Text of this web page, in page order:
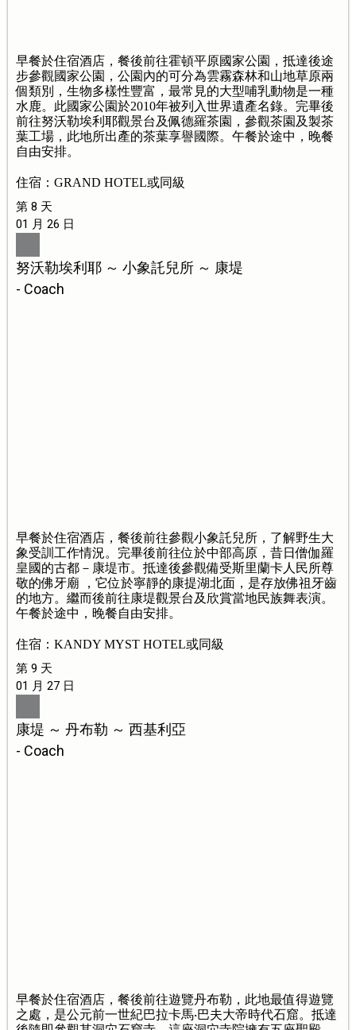
早餐於住宿酒店，餐後前往霍頓平原國家公園，抵達後途
步參觀國家公園，公園內的可分為雲霧森林和山地草原兩
個類別，生物多樣性豐富，最常見的大型哺乳動物是一種
水鹿。此國家公園於2010年被列入世界遺產名錄。完畢後
前往努沃勒埃利耶觀景台及佩德羅茶園，參觀茶園及製茶
葉工場，此地所出產的茶葉享譽國際。午餐於途中，晚餐
自由安排。
住宿：GRAND HOTEL或同級
第 8 天
01 月 26 日
努沃勒埃利耶 ～ 小象託兒所 ～ 康堤
- Coach
早餐於住宿酒店，餐後前往參觀小象託兒所，了解野生大
象受訓工作情況。完畢後前往位於中部高原，昔日僧伽羅
皇國的古都－康堤市。抵達後參觀備受斯里蘭卡人民所尊
敬的佛牙廟 ，它位於寧靜的康提湖北面，是存放佛祖牙齒
的地方。繼而後前往康堤觀景台及欣賞當地民族舞表演。
午餐於途中，晚餐自由安排。
住宿：KANDY MYST HOTEL或同級
第 9 天
01 月 27 日
康堤 ～ 丹布勒 ～ 西基利亞
- Coach
早餐於住宿酒店，餐後前往遊覽丹布勒，此地最值得遊覽
之處，是公元前一世紀巴拉卡馬‧巴夫大帝時代石窟。抵達